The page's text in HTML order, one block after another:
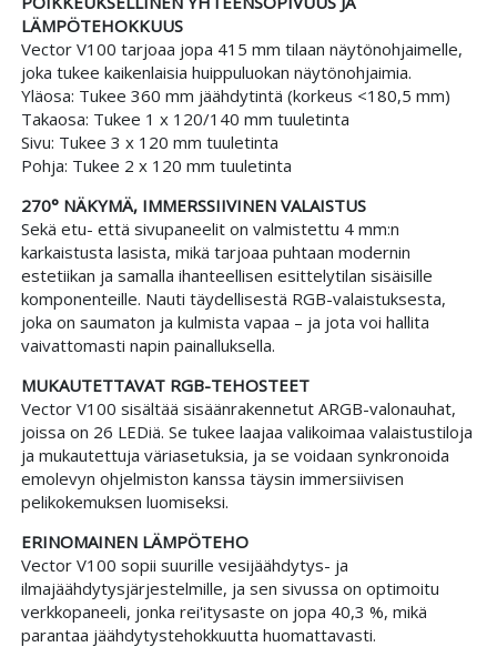
LÄMPÖTEHOKKUUS
Vector V100 tarjoaa jopa 415 mm tilaan näytönohjaimelle,
joka tukee kaikenlaisia huippuluokan näytönohjaimia.
Yläosa: Tukee 360 mm jäähdytintä (korkeus <180,5 mm)
Takaosa: Tukee 1 x 120/140 mm tuuletinta
Sivu: Tukee 3 x 120 mm tuuletinta
Pohja: Tukee 2 x 120 mm tuuletinta
270° NÄKYMÄ, IMMERSSIIVINEN VALAISTUS
Sekä etu- että sivupaneelit on valmistettu 4 mm:n
karkaistusta lasista, mikä tarjoaa puhtaan modernin
estetiikan ja samalla ihanteellisen esittelytilan sisäisille
komponenteille. Nauti täydellisestä RGB-valaistuksesta,
joka on saumaton ja kulmista vapaa – ja jota voi hallita
vaivattomasti napin painalluksella.
MUKAUTETTAVAT RGB-TEHOSTEET
Vector V100 sisältää sisäänrakennetut ARGB-valonauhat,
joissa on 26 LEDiä. Se tukee laajaa valikoimaa valaistustiloja
ja mukautettuja väriasetuksia, ja se voidaan synkronoida
emolevyn ohjelmiston kanssa täysin immersiivisen
pelikokemuksen luomiseksi.
ERINOMAINEN LÄMPÖTEHO
Vector V100 sopii suurille vesijäähdytys- ja
ilmajäähdytysjärjestelmille, ja sen sivussa on optimoitu
verkkopaneeli, jonka rei'itysaste on jopa 40,3 %, mikä
parantaa jäähdytystehokkuutta huomattavasti.